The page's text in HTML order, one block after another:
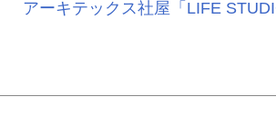
アーキテックス社屋「LIFE